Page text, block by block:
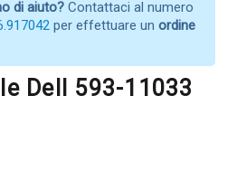
di aiuto? Contattaci al numero
per effettuare un ordine
Dell 593-11033